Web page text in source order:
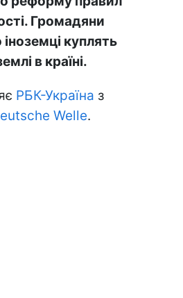
Громадяни
куплять
в країні.
РБК-Україна з
Welle.